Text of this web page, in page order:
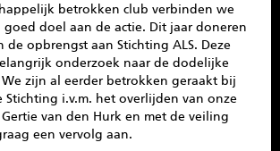
betrokken club verbinden we
doel aan de actie. Dit jaar doneren
de opbrengst aan Stichting ALS. Deze
onderzoek naar de dodelijke
We zijn al eerder betrokken geraakt bij
Stichting i.v.m. het overlijden van onze
van den Hurk en met de veiling
een vervolg aan.